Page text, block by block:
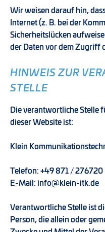
Wir weisen darauf hin,
Internet (z. B. bei der
Sicherheitslücken
der Daten vor dem Zugriff
HINWEIS ZUR
STELLE
Die verantwortliche Stelle
dieser Website ist:
Klein
Telefon: +49 871 / 276720
E-Mail: info@klein-itk.de
Verantwortliche Stelle ist
Person, die allein oder